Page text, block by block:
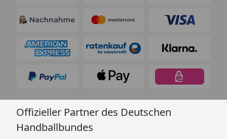
Offizieller Partner des Deutschen
Handballbundes